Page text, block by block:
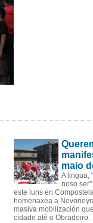
maio
A lingua,
noso
este luns en
homenaxea a
masiva mobilización
cidade até o Obradoiro.